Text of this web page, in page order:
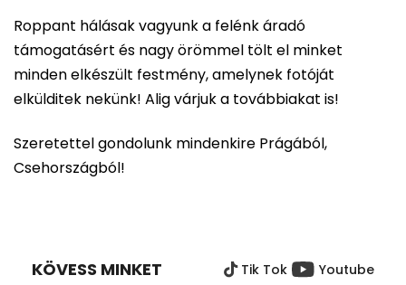
Roppant hálásak vagyunk a felénk áradó
támogatásért és nagy örömmel tölt el minket
minden elkészült festmény, amelynek fotóját
elkülditek nekünk! Alig várjuk a továbbiakat is!
Szeretettel gondolunk mindenkire Prágából,
Csehországból!
KÖVESS MINKET Tik Tok Youtube